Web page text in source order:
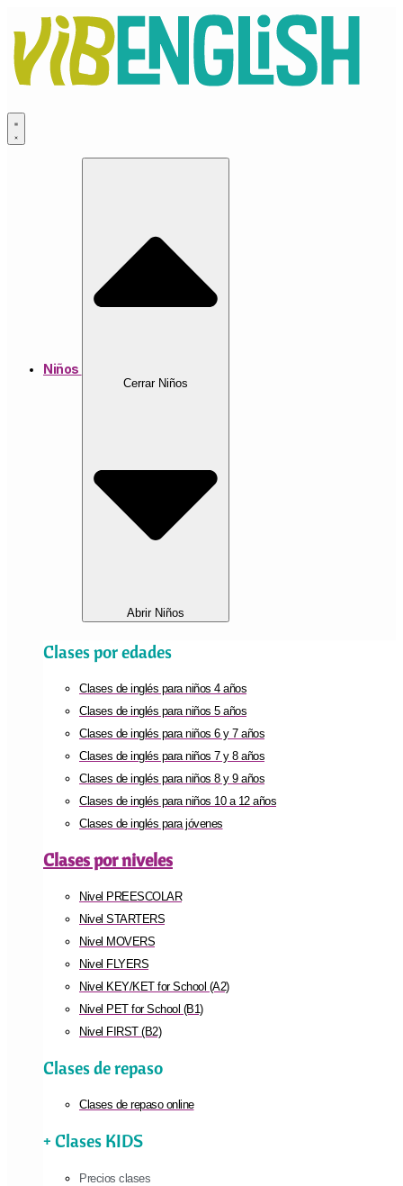
contenido
Niños
Cerrar Niños
Abrir Niños
Clases por edades
Clases de inglés para niños 4 años
Clases de inglés para niños 5 años
Clases de inglés para niños 6 y 7 años
Clases de inglés para niños 7 y 8 años
Clases de inglés para niños 8 y 9 años
Clases de inglés para niños 10 a 12 años
Clases de inglés para jóvenes
Clases por niveles
Nivel PREESCOLAR
Nivel STARTERS
Nivel MOVERS
Nivel FLYERS
Nivel KEY/KET for School (A2)
Nivel PET for School (B1)
Nivel FIRST (B2)
Clases de repaso
Clases de repaso online
+ Clases KIDS
Precios clases